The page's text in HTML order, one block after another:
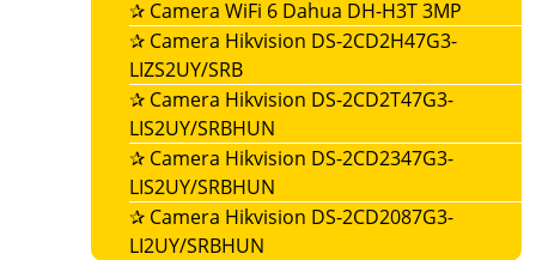
✰ Camera WiFi 6 Dahua DH-H3T 3MP
✰ Camera Hikvision DS-2CD2H47G3-
LIZS2UY/SRB
✰ Camera Hikvision DS-2CD2T47G3-
LIS2UY/SRBHUN
✰ Camera Hikvision DS-2CD2347G3-
LIS2UY/SRBHUN
✰ Camera Hikvision DS-2CD2087G3-
LI2UY/SRBHUN